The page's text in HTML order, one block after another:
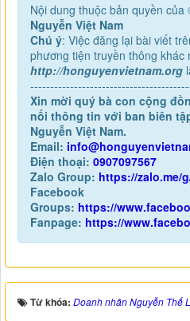
Nội dung thuộc bản quyền
Nguyễn Việt Nam
Chú ý: Việc đăng lại bài viết
phương tiện truyền thông khác
http://honguyenvietnam.org
Xin mời quý bà con cộng
nối thông tin với ban biên
Nguyễn Việt Nam.
Email:
Điện thoại: 0907097567
Zalo Group: https://zalo.me/
Facebook
Groups: https://
Fanpage: https://
Từ khóa: Doanh nhân Nguyễn Thế